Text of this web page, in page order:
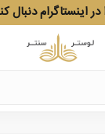
در اینستاگرام دنبال